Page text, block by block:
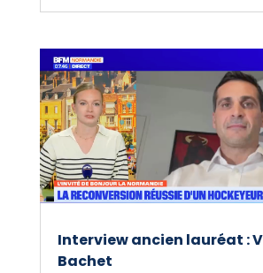
Interview ancien lauréat :
Bachet